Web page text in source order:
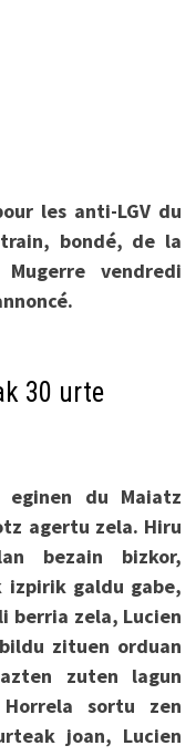
les anti-LGV du
bondé, de la
vendredi
30 urte
du Maiatz
agertu zela. Hiru
bezain bizkor,
izpirik galdu gabe,
berria zela, Lucien
zituen orduan
zuten lagun
sortu zen
joan, Lucien